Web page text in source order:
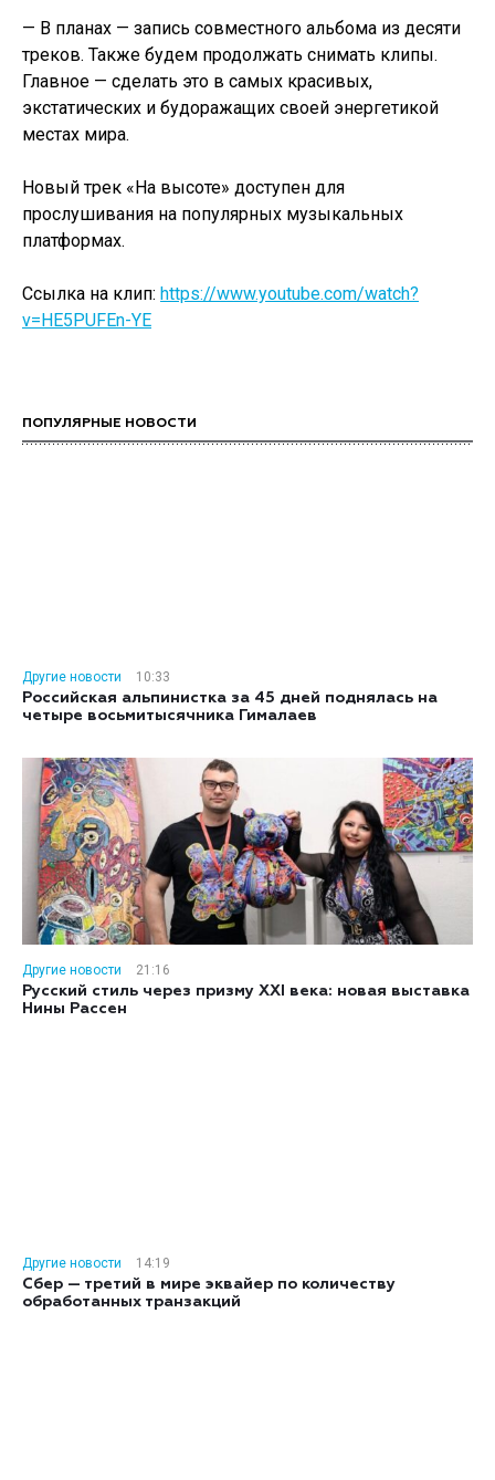
— В планах — запись совместного альбома из десяти
треков. Также будем продолжать снимать клипы.
Главное — сделать это в самых красивых,
экстатических и будоражащих своей энергетикой
местах мира.
Новый трек «На высоте» доступен для
прослушивания на популярных музыкальных
платформах.
Ссылка на клип: https://www.youtube.com/watch?
v=HE5PUFEn-YE
ПОПУЛЯРНЫЕ НОВОСТИ
Другие новости
10:33
Российская альпинистка за 45 дней поднялась на
четыре восьмитысячника Гималаев
Другие новости
21:16
Русский стиль через призму XXI века: новая выставка
Нины Рассен
Другие новости
14:19
Сбер — третий в мире эквайер по количеству
обработанных транзакций